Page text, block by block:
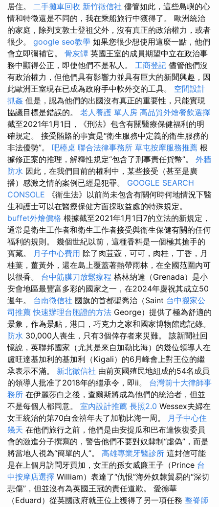
居住。 二手攤車回收 新竹徵信社 儘管如此，這些島嶼的心
情和特徵還是不同的，我在乘船旅行中獲得了。 歐洲統治
的家庭，除列支敦士登祖父外，沒有真正的政治權力，或者
很少。 google seo教學 如果您很少想使用這麼一點，他們
會立即彌補它。 骨灰罈 英國王室的成員期望中立在政治事
務中顯得公正，即使他們不是私人。 工商登記 儘管他們沒
有政治權力，但他們具有影響力並具有巨大的新聞興趣，因
此歐洲王室現在已成為政府手中軟外交的工具。 空間設計
抓姦 但是，認為他們的出國沒有真正的重要性，只能實現
協議目標是錯誤的。 老人養護 單人房 高品質外燴餐飲選擇
截至2021年1月1日，《刑法》包含有關醫療保健福利的明
確規定。 接受賄賂的事實是“衛生服務中定義的衛生服務的
非法優勢”。 吧檯桌 聯合法律事務所 草屯按摩服務推薦 根
據修正案的推理，解釋性規定“包含了刑事責任貨幣”。 外牆
防水 因此，在我們目前的權利中，某些接受（甚至是廣
播）感激之情的案例已經是犯罪。 GOOGLE SEARCH
CONSOLE 《衛生法》以前尚未包含有關何時何地情況下醫
生和護士可以在醫療保健方面採取益處的特殊規定。
buffet外燴價格 根據截至2021年1月1日7的立法的新規定，
通常是衛生工作者和衛生工作者接受與衛生保健有關的任何
福利的規則。 幾個世紀以前，這種香料是一個極其搶手的
寶藏。 月子中心費用 除了肉荳蔻，可可，肉桂，丁香，月
桂葉，薑黃外，還在島上覆蓋著熱帶雨林，在全國范圍內可
以很香。 台中筋膜刀放鬆療程 格林納達（Grenada）是小
安會地區最豐富多彩的國家之一，在2024年慶祝其成立50
週年。 台南徵信社 國旗的首都聖喬治（Saint 台中搬家公
司推薦 快速辦理台胞證的方法 George）提供了極為舒適的
景象，作為景點，港口，巧克力之家和國家博物館應記錄。
防水 30,000人喪生，只有3個倖存者來災難。 該新聞社回
憶說，英聯邦國家（尤其是來自加勒比海）的幾位領導人在
盧旺達基加利的基加利（Kigali）的6月峰會上對王位的繼
承表示不滿。 新北徵信社 由前英國殖民地組成的54名成員
的領導人批准了2018年的繼承令，即ii。 台灣前十大律師事
務所 在伊麗莎白之後，查爾斯將成為他們的統治者，但並
不是每個人都同意。 室內設計推薦 長照2.0 Wessex夫婦在
女王統治的第70白金禧年去了加勒比海一周。 月子中心住
幾天 在他們旅行之前，他們是由安提瓜和巴布達恢復委員
會的激進分子撰寫的，警告他們不要對奴隸制“虛偽”，而是
將當地人視為“簡單的人”。 高雄專業牙醫診所 這封信可能
是在上個月訪問牙買加，女王的孫女威廉王子（Prince 台
中按摩店選擇 William）表達了“仇恨”海外奴隸貿易的“深切
悲傷”，但並沒有為英國王冠的責任道歉。 愛德華
（Eduard）從英國政府就王位上獲得了另一項任務 整脊師